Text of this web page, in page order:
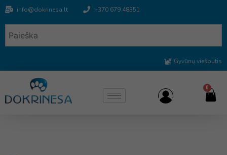
info@dokrinesa.lt +370 679 48351
Gyvūnų viešbutis
0